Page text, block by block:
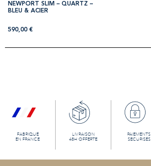
NEWPORT SLIM – QUARTZ –
BLEU & ACIER
590,00 €
FABRIQUÉ
EN FRANCE
LIVRAISON
48H OFFERTE
PAIEMENTS
SECURISÉS